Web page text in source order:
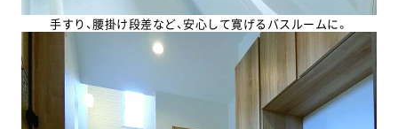
手すり、腰掛け段差など、安心して寛げるバスルームに。
萩本社
0838-22-1394